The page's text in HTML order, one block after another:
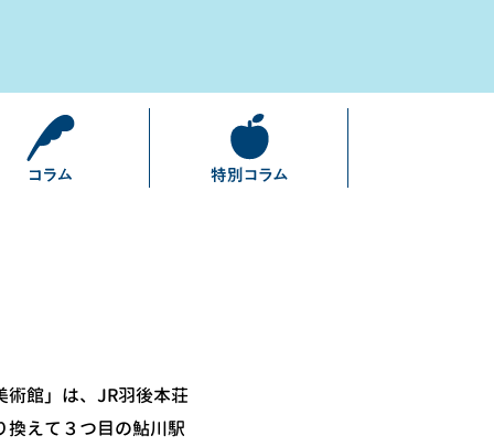
館」は、JR羽後本荘
えて３つ目の鮎川駅